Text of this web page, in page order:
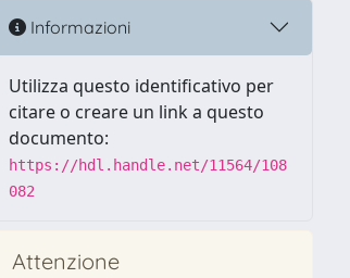
Informazioni
Utilizza questo identificativo per
citare o creare un link a questo
documento:
https://hdl.handle.net/11564/108
082
Attenzione